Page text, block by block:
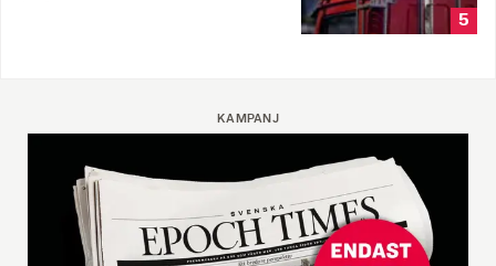
5
KAMPANJ